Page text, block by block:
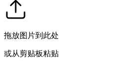
拖放图片到此处
或从剪贴板粘贴